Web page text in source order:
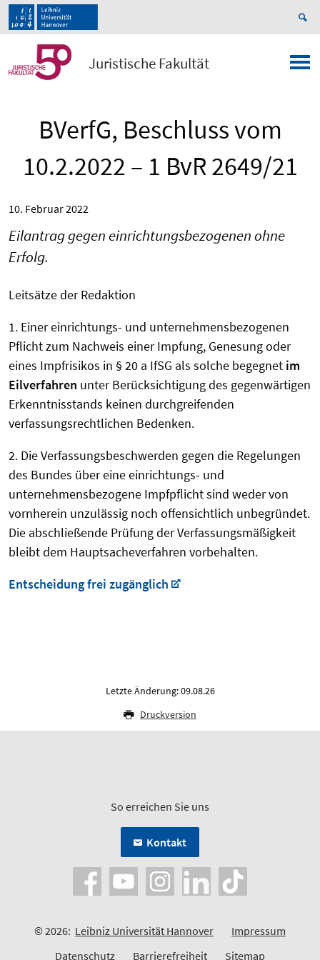
Juristische Fakultät
BVerfG, Beschluss vom
10.2.2022 – 1 BvR 2649/21
10. Februar 2022
Eilantrag gegen einrichtungsbezogenen ohne
Erfolg.
Leitsätze der Redaktion
1. Einer einrichtungs- und unternehmensbezogenen
Pflicht zum Nachweis einer Impfung, Genesung oder
eines Impfrisikos in § 20 a IfSG als solche begegnet im
Eilverfahren unter Berücksichtigung des gegenwärtigen
Erkenntnisstands keinen durchgreifenden
verfassungsrechtlichen Bedenken.
2. Die Verfassungsbeschwerden gegen die Regelungen
des Bundes über eine einrichtungs- und
unternehmensbezogene Impfpflicht sind weder von
vornherein unzulässig noch offensichtlich unbegründet.
Die abschließende Prüfung der Verfassungsmäßigkeit
bleibt dem Hauptsacheverfahren vorbehalten.
Entscheidung frei zugänglich
Letzte Änderung: 09.08.26
Druckversion
So erreichen Sie uns
Kontakt
© 2026: Leibniz Universität Hannover
Impressum
Datenschutz
Barrierefreiheit Sitemap